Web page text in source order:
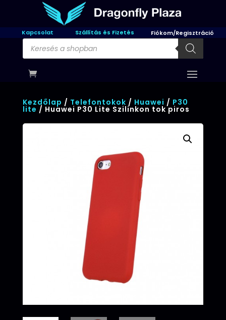
Kapcsolat Szállítás és Fizetés Fiókom/Regisztráció
Products
search
Kezdőlap / Telefontokok / Huawei / P30
lite / Huawei P30 Lite Szilinkon tok piros